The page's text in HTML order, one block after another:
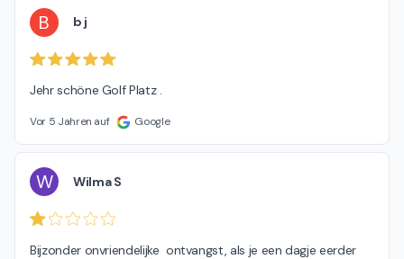
B b j
Jehr schöne Golf Platz .
Vor 5 Jahren auf Google
W Wilma S
Bijzonder onvriendelijke  ontvangst, als je een dagje eerder